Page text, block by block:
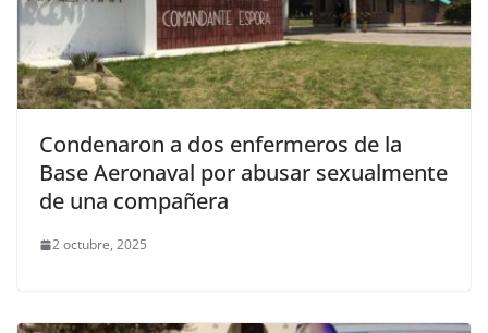
Condenaron a dos enfermeros de la
Base Aeronaval por abusar sexualmente
de una compañera
2 octubre, 2025